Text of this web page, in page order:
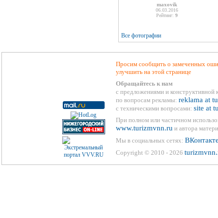
maxovik
06.03.2016
Рейтинг: 9
Все фотографии
Просим сообщить о замеченных
улучшить на этой странице
Обращайтесь к нам
с предложениями и конструктивной
по вопросам рекламы: reklama at
с техническими вопросами: site at
При полном или частичном
www.turizmvnn.ru и автора
Мы в социальных сетях:
Copyright © 2010 - 2026